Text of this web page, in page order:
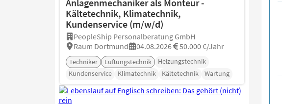
Anlagenmechaniker als Monteur -
Kältetechnik, Klimatechnik,
Kundenservice (m/w/d)
PeopleShip Personalberatung GmbH
Raum Dortmund
04.08.2026 50.000 €/Jahr
Techniker Lüftungstechnik
Heizungstechnik
Kundenservice
Klimatechnik Kältetechnik Wartung